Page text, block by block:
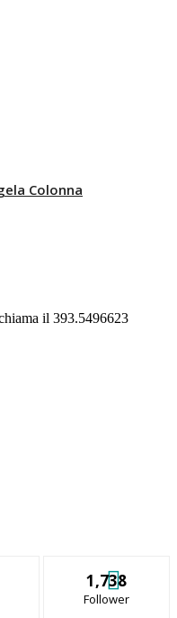
Colonna
il 393.5496623
1,738
Follower